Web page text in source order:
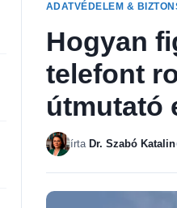
ADATVÉDELEM &
Hogyan
telefont
útmutató
írta Dr. Szabó Katalin